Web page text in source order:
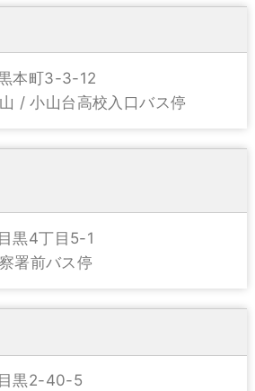
本町3-3-12
/ 小山台高校入口バス停
黒4丁目5-1
署前バス停
黒2-40-5